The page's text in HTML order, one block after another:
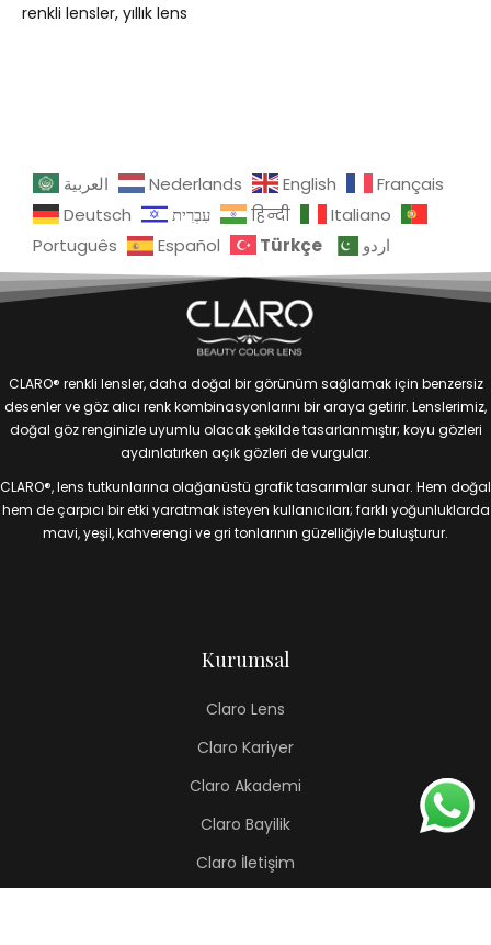
renkli lensler yıllık lens
العربية Nederlands English
Français
Deutsch
עִבְרִית हिन्दी
Italiano
Português
Español Türkçe اردو
CLARO® renkli lensler, daha doğal bir görünüm sağlamak için benzersiz
desenler ve göz alıcı renk kombinasyonlarını bir araya getirir. Lenslerimiz,
doğal göz renginizle uyumlu olacak şekilde tasarlanmıştır; koyu gözleri
aydınlatırken açık gözleri de vurgular.
CLARO®, lens tutkunlarına olağanüstü grafik tasarımlar sunar. Hem doğal
hem de çarpıcı bir etki yaratmak isteyen kullanıcıları; farklı yoğunluklarda
mavi, yeşil, kahverengi ve gri tonlarının güzelliğiyle buluşturur.
Kurumsal
Claro Lens
Claro Kariyer
Claro Akademi
Claro Bayilik
Claro İletişim